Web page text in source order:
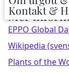
Kontakt &
Mer
EPPO Global
Wikipedia
Plants of the